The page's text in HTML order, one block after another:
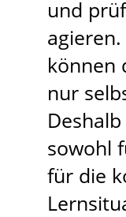
und
können
nur
sowohl
für die